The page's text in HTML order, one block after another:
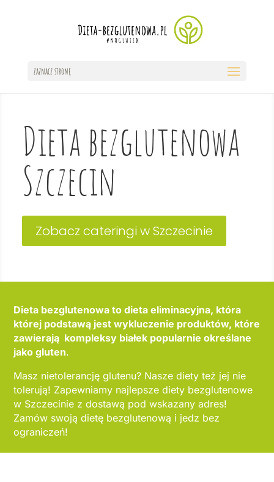
Zaznacz stronę
Dieta bezglutenowa
Szczecin
Zobacz cateringi w Szczecinie
Dieta bezglutenowa to dieta eliminacyjna, która
której podstawą jest wykluczenie produktów, które
zawierają kompleksy białek popularnie określane
jako gluten.
Masz nietolerancję glutenu? Nasze diety też jej nie
tolerują! Zapewniamy najlepsze diety bezglutenowe
w Szczecinie z dostawą pod wskazany adres!
Zamów swoją dietę bezglutenową i jedz bez
ograniczeń!